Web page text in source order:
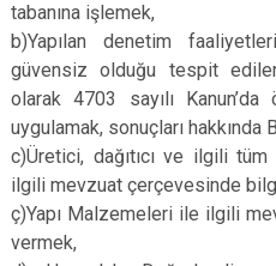
tabanına işlemek,
b)Yapılan denetim
güvensiz olduğu tespit
olarak 4703 sayılı Kanun’da
uygulamak, sonuçları hakkında
c)Üretici, dağıtıcı ve ilgili
ilgili mevzuat çerçevesinde
ç)Yapı Malzemeleri ile ilgili
vermek,